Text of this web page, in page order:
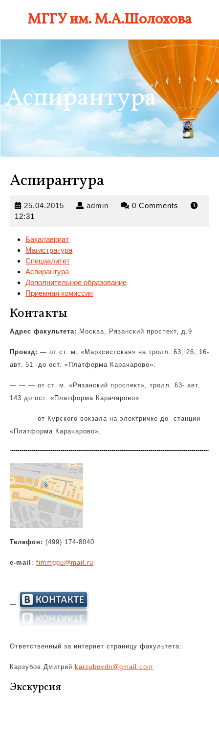
МГГУ им. М.А.Шолохова
Аспирантура
Аспирантура
25.04.2015 25.04.2015
admin admin 0 Comments
12:31
Бакалавриат
Магистратура
Специалитет
Аспирантура
Дополнительное образование
Приемная комиссия
Контакты
Адрес факультета: Москва, Рязанский проспект, д.9
Проезд: — от ст. м. «Марксистская» на тролл. 63, 26, 16-
авт. 51 -до ост. «Платформа Карачарово».
— — — от ст. м. «Рязанский проспект», тролл. 63- авт.
143 до ост. «Платформа Карачарово».
— — — от Курского вокзала на электричке до -станции
«Платформа Карачарово».
Телефон: (499) 174-8040
e-mail : fimmggu@mail.ru
—
Ответственный за интернет страницу факультета:
Карзубов Дмитрий karzubovdn@gmail.com
Экскурсия